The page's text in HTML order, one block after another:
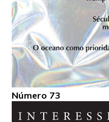
Número 73